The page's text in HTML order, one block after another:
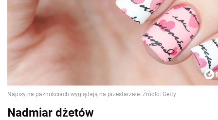
Nadmiar dżetów